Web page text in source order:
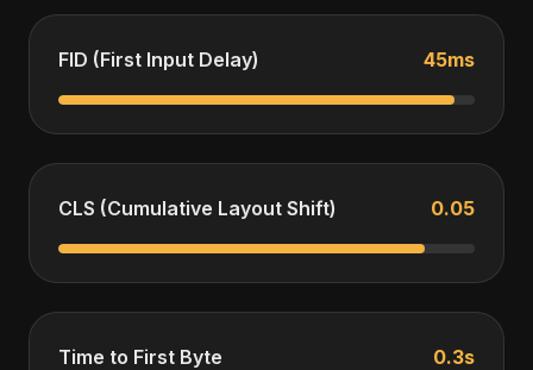
FID (First Input Delay) 45ms
CLS (Cumulative Layout Shift) 0.05
Time to First Byte 0.3s